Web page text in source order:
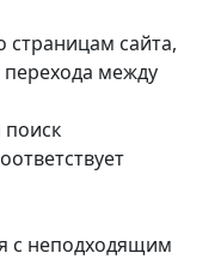
страницам сайта,
между
поиск
с неподходящим